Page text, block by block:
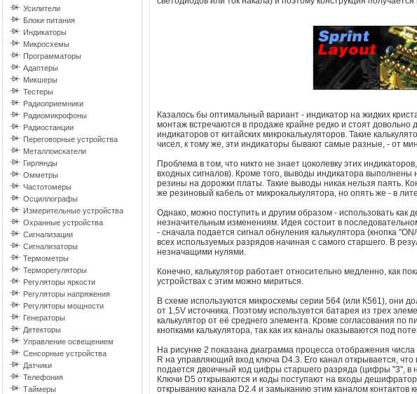
Усилители
Блоки питания
Индикаторы
Микросхемы
Программаторы
Адаптеры
Микшеры
Тестеры
Радиоприемники
Радиомикрофоны
Радиостанции
Переговорные устройства
Металлоискатели
Гирлянды
Омметры
Частотомеры
Осциллографы
Измерительные устройства
Охранные устройства
Сигнализации
Сигнализаторы
Термометры
Терморегуляторы
Регуляторы яркости
Регуляторы напряжения
Регуляторы мощности
Генераторы
Детекторы
Управление освещением
Сенсорные устройства
Датчики
Телефония
Таймеры
Казалось бы оптимальный вариант - индикатор на жидких
монтаж встречаются в продаже крайне редко и стоят довольно
индикаторов от китайских микрокалькуляторов. Такие
чисел, к тому же, эти индикаторы бывают самые разные, - от
Проблема в том, что никто не знает цоколевку этих
входных сигналов). Кроме того, выводы индикатора
резины на дорожки платы. Такие выводы никак нельзя паять.
же резиновый кабель от микрокалькулятора, но опять же - в
Однако, можно поступить и другим образом - использовать
незначительным изменениям. Идея состоит в
- сначала подается сигнал обнуления калькулятора (кнопка
всех используемых разрядов начиная с самого старшего. В
незначащими нулями.
Конечно, калькулятор работает относительно медленно, как
устройствах с этим можно мириться.
В схеме используются микросхемы серии 564 (или К561), они
от 1,5V источника. Поэтому используется батарея из трех
калькулятор от её среднего элемента. Кроме согласования
кнопками калькулятора, так как их каналы оказываются под
На рисунке 2 показана диаграмма процесса отображения
R на управляющий вход ключа D4.3. Его канал открывается,
подается двоичный код цифры старшего разряда (цифры "3", в
Ключи D5 открываются и коды поступают на входы
открыванию канала D2.4 и замыканию этим каналом контактов